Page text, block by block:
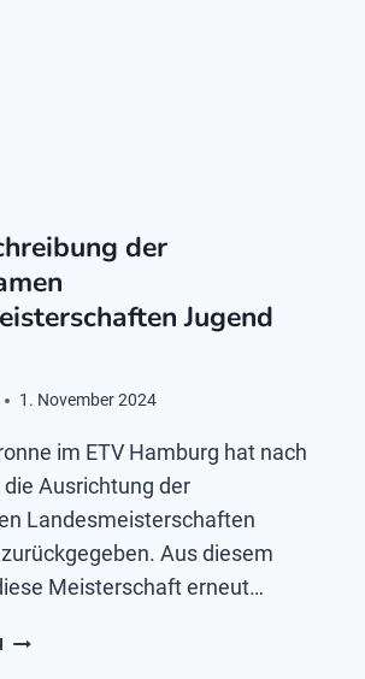
der
Jugend
1. November 2024
im ETV Hamburg hat nach
Ausrichtung der
Landesmeisterschaften
Aus diesem
Meisterschaft erneut…
NEUAUSSCHREIBUNG